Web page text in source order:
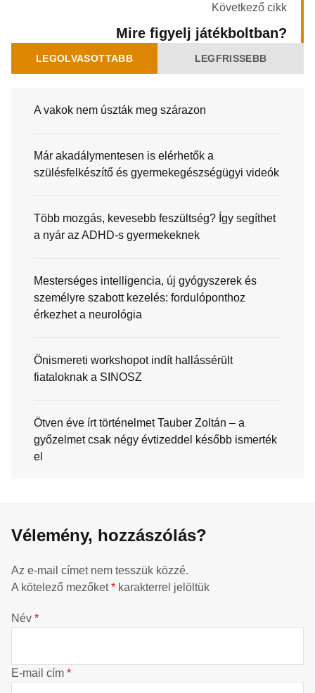
Következő cikk
Mire figyelj játékboltban?
LEGOLVASOTTABB LEGFRISSEBB
A vakok nem úszták meg szárazon
Már akadálymentesen is elérhetők a
szülésfelkészítő és gyermekegészségügyi videók
Több mozgás, kevesebb feszültség? Így segíthet
a nyár az ADHD-s gyermekeknek
Mesterséges intelligencia, új gyógyszerek és
személyre szabott kezelés: fordulóponthoz
érkezhet a neurológia
Önismereti workshopot indít hallássérült
fiataloknak a SINOSZ
Ötven éve írt történelmet Tauber Zoltán – a
győzelmet csak négy évtizeddel később ismerték
el
Vélemény, hozzászólás?
Az e-mail címet nem tesszük közzé.
A kötelező mezőket* karakterrel jelöltük
Név *
E-mail cím *